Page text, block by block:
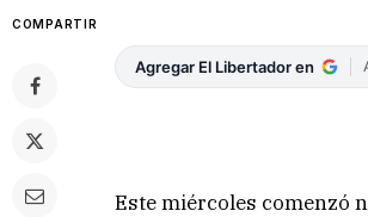
COMPARTIR
Agregar El Libertador en
Este miércoles comenzó